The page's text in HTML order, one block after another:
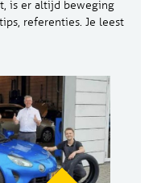
is er altijd beweging
referenties. Je leest